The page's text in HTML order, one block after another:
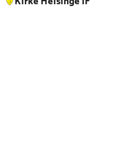
Kirke Helsinge IF